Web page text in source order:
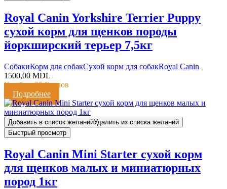
Royal Canin Yorkshire Terrier Puppy
сухой корм для щенков породы
йоркширский терьер 7,5кг
CобакиКорм для собакСухой корм для собакRoyal Canin
1500,00 MDL
Кешбэк:30 Баллов
Подробнее
Добавить в список желанийУдалить из списка желаний
Быстрый просмотр
Royal Canin Mini Starter сухой корм
для щенков малых и миниатюрных
пород 1кг